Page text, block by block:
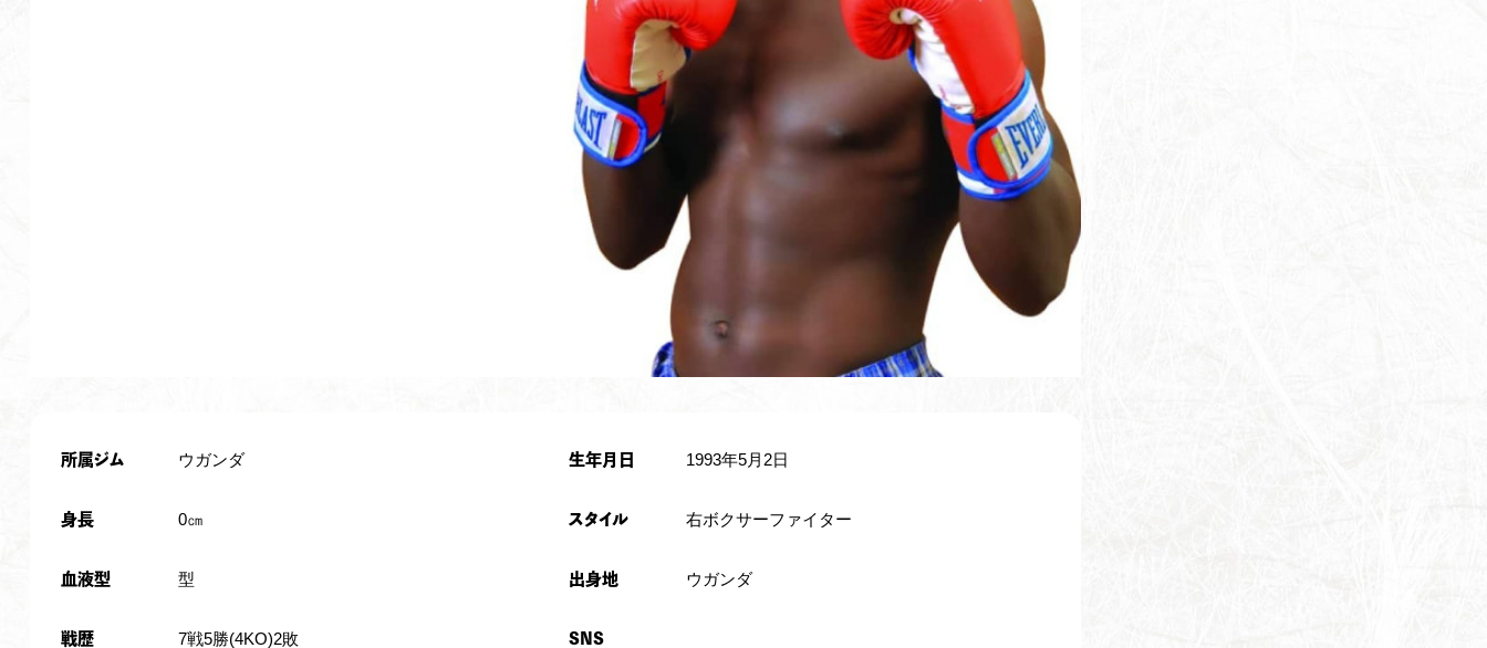
所属ジム ウガンダ 生年月日 1993年5月2日
身長 0㎝ スタイル 右ボクサーファイター
血液型 型 出身地 ウガンダ
戦歴 7戦5勝(4KO)2敗 SNS